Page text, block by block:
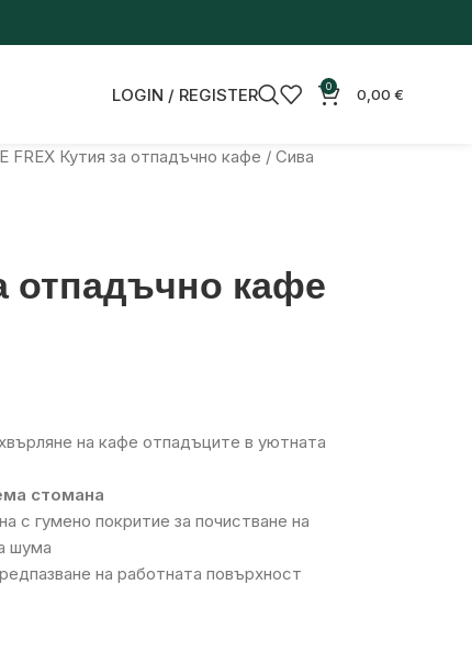
LOGIN / REGISTER 0 0,00 €
FREX Кутия за отпадъчно кафе / Сива
отпадъчно кафе
на кафе отпадъците в уютната
стомана
с гумено покритие за почистване на
шума
на работната повърхност